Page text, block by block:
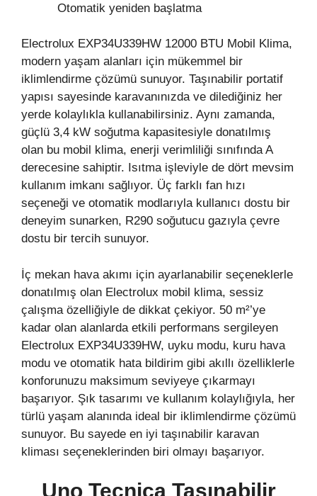
Otomatik yeniden başlatma
Electrolux EXP34U339HW 12000 BTU Mobil Klima,
modern yaşam alanları için mükemmel bir
iklimlendirme çözümü sunuyor. Taşınabilir portatif
yapısı sayesinde karavanınızda ve dilediğiniz her
yerde kolaylıkla kullanabilirsiniz. Aynı zamanda,
güçlü 3,4 kW soğutma kapasitesiyle donatılmış
olan bu mobil klima, enerji verimliliği sınıfında A
derecesine sahiptir. Isıtma işleviyle de dört mevsim
kullanım imkanı sağlıyor. Üç farklı fan hızı
seçeneği ve otomatik modlarıyla kullanıcı dostu bir
deneyim sunarken, R290 soğutucu gazıyla çevre
dostu bir tercih sunuyor.
İç mekan hava akımı için ayarlanabilir seçeneklerle
donatılmış olan Electrolux mobil klima, sessiz
çalışma özelliğiyle de dikkat çekiyor. 50 m²’ye
kadar olan alanlarda etkili performans sergileyen
Electrolux EXP34U339HW, uyku modu, kuru hava
modu ve otomatik hata bildirim gibi akıllı özelliklerle
konforunuzu maksimum seviyeye çıkarmayı
başarıyor. Şık tasarımı ve kullanım kolaylığıyla, her
türlü yaşam alanında ideal bir iklimlendirme çözümü
sunuyor. Bu sayede en iyi taşınabilir karavan
kliması seçeneklerinden biri olmayı başarıyor.
Uno Tecnica Taşınabilir